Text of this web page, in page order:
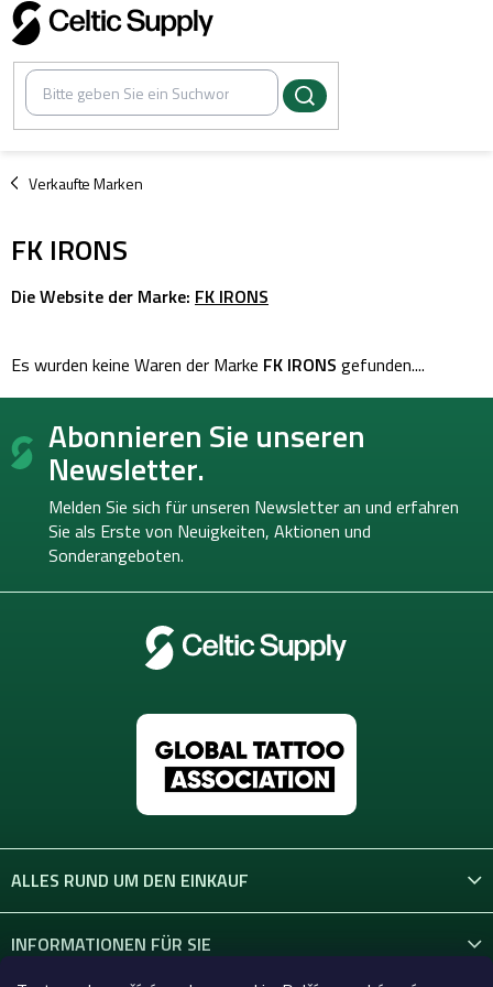
Zum
Inhalt
springen
Verkaufte Marken
/
FK IRONS
Die Website der Marke: FK IRONS
Es wurden keine Waren der Marke FK IRONS gefunden....
F
ß Abonnieren Sie unseren
Newsletter.
Melden Sie sich für unseren Newsletter an und erfahren
Sie als Erste von Neuigkeiten, Aktionen und
Sonderangeboten.
ALLES RUND UM DEN EINKAUF
INFORMATIONEN FÜR SIE